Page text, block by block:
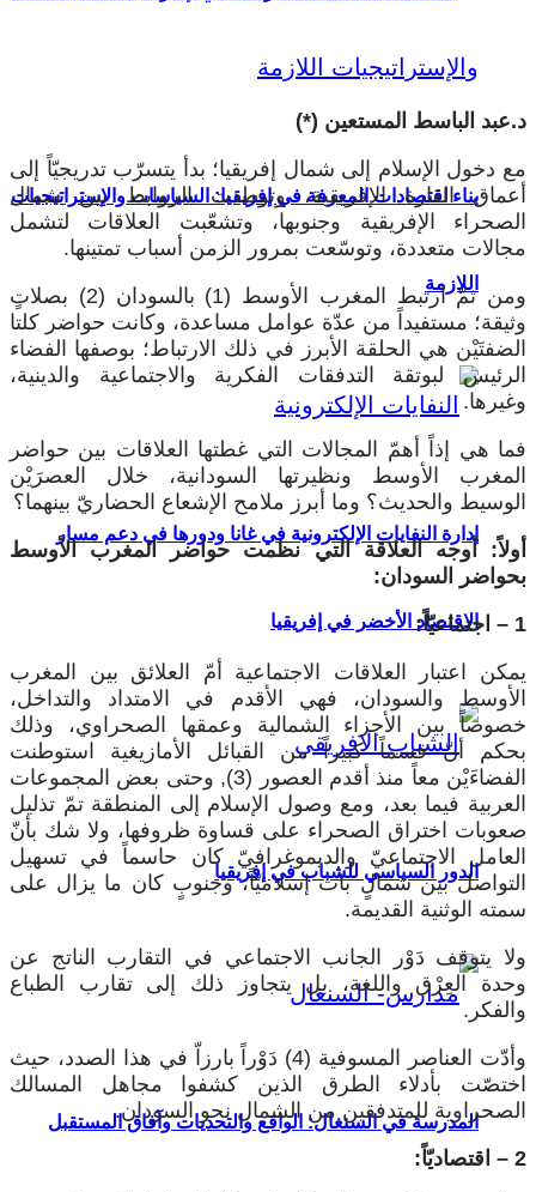
بناء اقتصادات المعرفة في إفريقيا: السياسات والإستراتيجيات
اللازمة
إدارة النفايات الإلكترونية في غانا ودورها في دعم مسار
الاقتصاد الأخضر في إفريقيا
الدور السياسي للشباب في إفريقيا
المدرسة في السنغال: الواقع والتحديات وآفاق المستقبل
د.عبد الباسط المستعين (*)
مع دخول الإسلام إلى شمال إفريقيا؛ بدأ يتسرّب تدريجيّاً إلى
أعماق القارة الإفريقية، وتوطدت الروابط بين شمال
الصحراء الإفريقية وجنوبها، وتشعّبت العلاقات لتشمل
مجالات متعددة، وتوسّعت بمرور الزمن أسباب تمتينها.
ومن ثمّ ارتبط المغرب الأوسط (1) بالسودان (2) بصلاتٍ
وثيقة؛ مستفيداً من عدّة عوامل مساعدة، وكانت حواضر كلتا
الضفتَيْن هي الحلقة الأبرز في ذلك الارتباط؛ بوصفها الفضاء
الرئيس لبوتقة التدفقات الفكرية والاجتماعية والدينية،
وغيرها.
فما هي إذاً أهمّ المجالات التي غطتها العلاقات بين حواضر
المغرب الأوسط ونظيرتها السودانية، خلال العصرَيْن
الوسيط والحديث؟ وما أبرز ملامح الإشعاع الحضاريّ بينهما؟
أولاً: أوجه العلاقة التي نظمت حواضر المغرب الأوسط
بحواضر السودان:
1 – اجتماعيّاً:
يمكن اعتبار العلاقات الاجتماعية أمّ العلائق بين المغرب
الأوسط والسودان، فهي الأقدم في الامتداد والتداخل،
خصوصاً بين الأجزاء الشمالية وعمقها الصحراوي، وذلك
بحكم أنّ قسماً كبيراً من القبائل الأمازيغية استوطنت
الفضاءَيْن معاً منذ أقدم العصور (3), وحتى بعض المجموعات
العربية فيما بعد، ومع وصول الإسلام إلى المنطقة تمّ تذليل
صعوبات اختراق الصحراء على قساوة ظروفها، ولا شك بأنّ
العامل الاجتماعيّ والديموغرافيّ كان حاسماً في تسهيل
التواصل بين شمالٍ بات إسلاميّاً، وجنوبٍ كان ما يزال على
سمته الوثنية القديمة.
ولا يتوقف دَوْر الجانب الاجتماعي في التقارب الناتج عن
وحدة العِرْق واللغة، بل يتجاوز ذلك إلى تقارب الطباع
والفكر.
وأدّت العناصر المسوفية (4) دَوْراً بارزاّ في هذا الصدد، حيث
اختصّت بأدلاء الطرق الذين كشفوا مجاهل المسالك
الصحراوية للمتدفقين من الشمال نحو السودان.
2 – اقتصاديّاً: